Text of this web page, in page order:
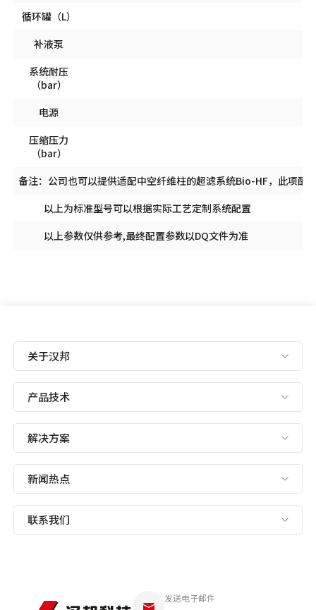
循环罐（L）
补液泵
系统耐压
（bar）
电源
压缩压力
（bar）
备注：公司也可以提供适配中空纤维柱的超滤系统Bio-HF，此项配
以上为标准型号可以根据实际工艺定制系统配置
以上参数仅供参考,最终配置参数以DQ文件为准
关于汉邦
产品技术
解决方案
新闻热点
联系我们
发送电子邮件